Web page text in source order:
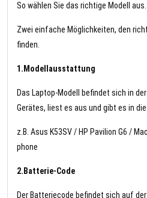
So wählen Sie das richtige Modell aus.
Zwei einfache Möglichkeiten, den
finden.
1.Modellausstattung
Das Laptop-Modell befindet sich in
Gerätes, liest es aus und gibt es in
z.B. Asus K53SV / HP Pavilion G6 /
phone
2.Batterie-Code
Der Batteriecode befindet sich auf